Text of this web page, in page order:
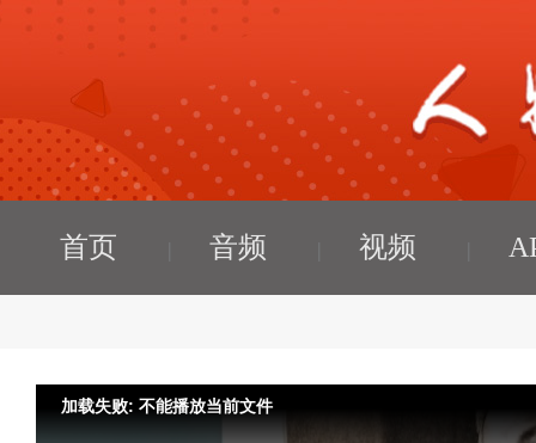
首页 音频 视频
加载失败: 不能播放当前文件